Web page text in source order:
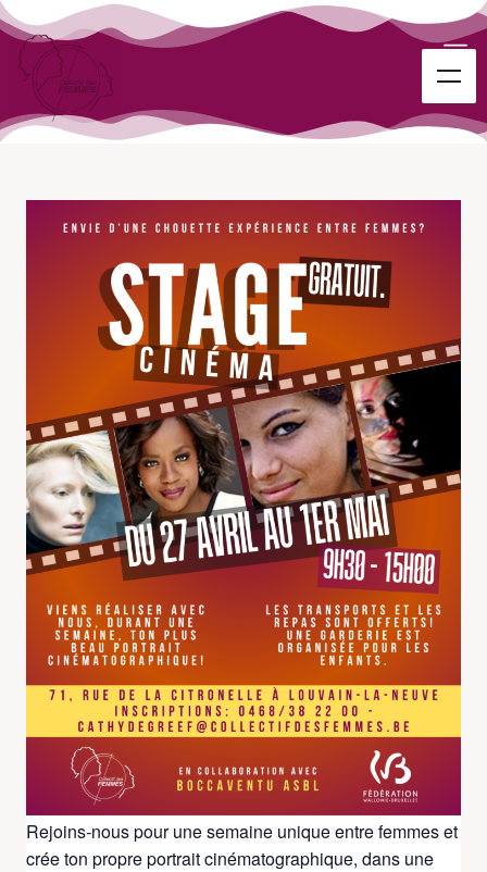
All Évènements
Cet évènement est passé.
Stage Cinéma
11 mai @ 09:30-15 mai @ 15:00
Prête à passer devant la caméra et révéler ton talent ?
Rejoins-nous pour une semaine unique entre femmes et
crée ton propre portrait cinématographique, dans une